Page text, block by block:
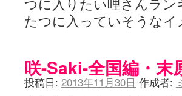
つに入りたい哩さんラ
たつに入っていそうな
咲-Saki-全国編・末
投稿日: 2013年11月30日 作成者: